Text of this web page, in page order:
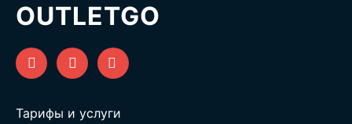
OUTLETGO
Тарифы и услуги